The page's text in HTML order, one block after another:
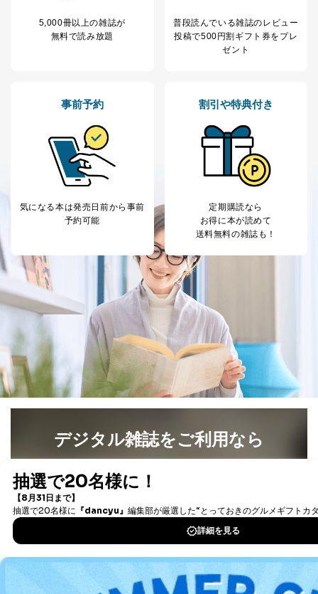
当社が取り扱う開示対象個人情報の利用目的は次のとお
りです。
利用目的
ービス等をご利用
の方の個人情報
ス、キャンペーン等の広告の案内
個人が特定できない形で取得した
閲覧履歴や購買履歴等の情報を分
応じた新商品・サービスに関する
当社にお問合わせ
いただいた方の個
お問い合わせ対応、トラブル対
処、オペレーター教育など応対品
質向上のため
3
当社カスタマーQ＆
Aサービス利用者
カスタマーQ＆Aサイトの投稿内容
の確認のため
ｅメール等によるカスタマーQ＆A
サイトのサービス内容のご案内の
ため
ｅメール等による商品、サービ
ス、キャンペーン等の広告に関す
るご案内のため
4
採用応募者の方の
個人情報
採用選考、ご連絡のため
当社の従業者の個
人情報
人事、総務などの雇用管理等のた
め
パートナー（提携
により当社の
定期購読サービス
個人情報
購入商品配送のため
た商品の発売元企業からのｅメー
ル等による商品、
に関するご案内のため
当社のサービス利用状況の把握お
よびその分析のため
お問い合わせ対応、トラブル対
処、オペレーター教育など応対品
質向上のため
その他当社のプライバシーポリシ
ー等にて公表する利用目的達成の
ため
5,000冊以上の雑誌が
無料で読み放題
普段読んでいる雑誌のレビュー
投稿で500円割ギフト券をプレ
ゼント
事前予約
気になる本は発売日前から事前
予約可能
割引や特典付き
定期購読なら
お得に本が読めて
送料無料の雑誌も！
デジタル雑誌をご利用なら
書籍）が無料で読み放題！
DOWNLOAD FOR IOS
DOWNLOAD FOR ANDROID